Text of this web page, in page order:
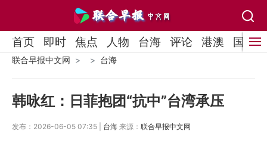
首页 即时 焦点 人物 台海 评论 港澳 国际
联合早报中文网 台海
韩咏红：日菲抱团“抗中”台湾承压
发布：2026-06-05 07:35 | 台海 来源： 联合早报中文网